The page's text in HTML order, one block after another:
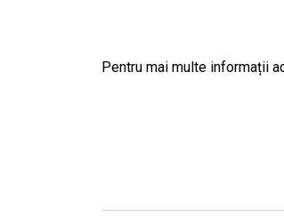
Pentru mai multe informații